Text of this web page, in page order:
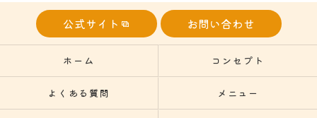
公式サイト お問い合わせ
ホーム コンセプト
よくある質問 メニュー